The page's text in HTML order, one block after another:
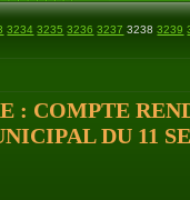
3234 3235 3236 3237 3238 3239
: COMPTE
DU 11